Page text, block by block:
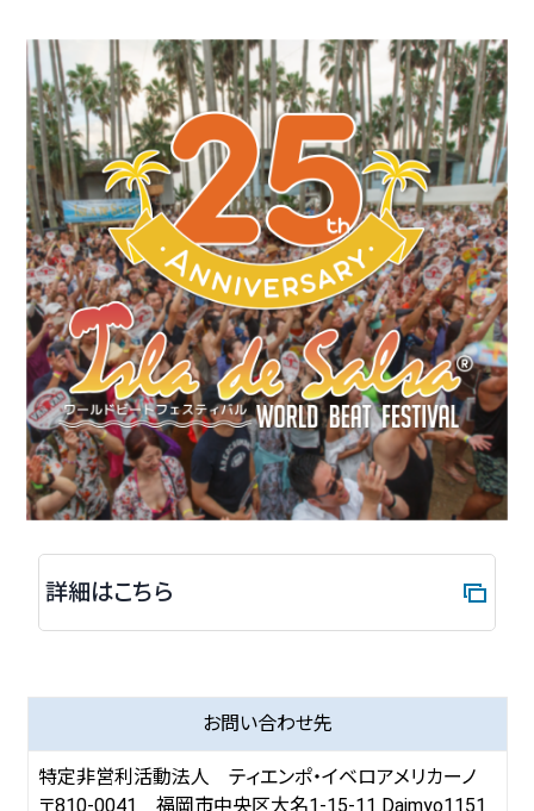
詳細はこちら
お問い合わせ先
特定非営利活動法人 ティエンポ・イベロアメリカーノ
〒810-0041 福岡市中央区大名1-15-11 Daimyo1151